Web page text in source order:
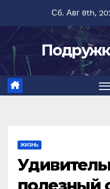
содержимому
Сб. Авг 8th,
ЖИЗНЬ